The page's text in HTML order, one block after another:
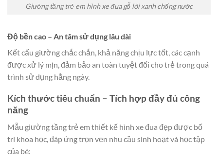
Giường tầng trẻ em hình xe đua gỗ lõi xanh chống nước
Độ bền cao – An tâm sử dụng lâu dài
Kết cấu giường chắc chắn, khả năng chịu lực tốt, các cạnh
được xử lý mịn, đảm bảo an toàn tuyệt đối cho trẻ trong quá
trình sử dụng hằng ngày.
Kích thước tiêu chuẩn – Tích hợp đầy đủ công
năng
Mẫu giường tầng trẻ em thiết kế hình xe đua đẹp được bố
trí khoa học, đáp ứng trọn vẹn nhu cầu sinh hoạt và học tập
của bé: